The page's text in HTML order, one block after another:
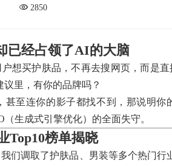
2850
已经占领了AI的大脑
想买护肤品，不再去搜网页，而是
里，有你的品牌吗？
至连你的影子都找不到，那说明你
生成式引擎优化）的全面失守。
Top10榜单揭晓
们调取了护肤品、男装等多个热门行